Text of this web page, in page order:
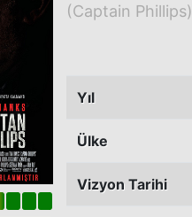
(Captain Phillips)
Yıl
Ülke
Vizyon Tarihi